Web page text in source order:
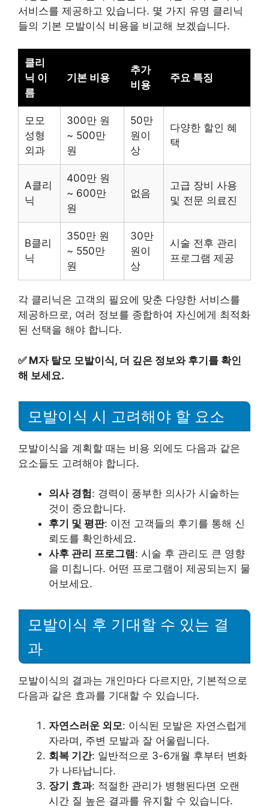
서비스를 제공하고 있습니다. 몇 가지 유명 클리닉
들의 기본 모발이식 비용을 비교해 보겠습니다.
클리
닉 이
름
기본 비용
추가
비용
주요 특징
모모
성형
외과
300만 원
~ 500만
원
50만
원이
상
다양한 할인 혜
택
A클리
닉
400만 원
~ 600만
원
없음
고급 장비 사용
및 전문 의료진
B클리
닉
350만 원
~ 550만
원
30만
원이
상
시술 전후 관리
프로그램 제공
각 클리닉은 고객의 필요에 맞춘 다양한 서비스를
제공하므로, 여러 정보를 종합하여 자신에게 최적화
된 선택을 해야 합니다.
✅ M자 탈모 모발이식, 더 깊은 정보와 후기를 확인
해 보세요.
모발이식 시 고려해야 할 요소
모발이식을 계획할 때는 비용 외에도 다음과 같은
요소들도 고려해야 합니다.
의사 경험: 경력이 풍부한 의사가 시술하는
것이 중요합니다.
후기 및 평판: 이전 고객들의 후기를 통해 신
뢰도를 확인하세요.
사후 관리 프로그램: 시술 후 관리도 큰 영향
을 미칩니다. 어떤 프로그램이 제공되는지 물
어보세요.
모발이식 후 기대할 수 있는 결
과
모발이식의 결과는 개인마다 다르지만, 기본적으로
다음과 같은 효과를 기대할 수 있습니다.
자연스러운 외모: 이식된 모발은 자연스럽게
자라며, 주변 모발과 잘 어울립니다.
회복 기간: 일반적으로 3-6개월 후부터 변화
가 나타납니다.
장기 효과: 적절한 관리가 병행된다면 오랜
시간 질 높은 결과를 유지할 수 있습니다.